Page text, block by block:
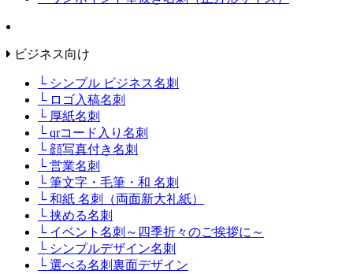
ビジネス向け
└ シンプル ビジネス名刺
└ ロゴ入稿名刺
└ 厚紙名刺
└ qrコード入り名刺
└ 顔写真付き名刺
└ 営業名刺
└ 筆文字・毛筆・和 名刺
└ 和紙 名刺（両面新大礼紙）
└ 挟める名刺
└ イベント名刺～四季折々のご挨拶に～
└ シンプルデザイン名刺
└ 選べる名刺裏面デザイン